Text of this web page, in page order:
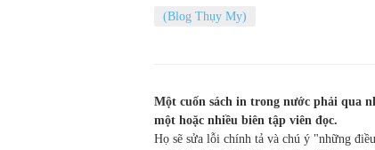
(Blog Thụy My)
Một cuốn sách in trong nước phải qua
một hoặc nhiều biên tập viên đọc.
Họ sẽ sửa lỗi chính tả và chú ý "những